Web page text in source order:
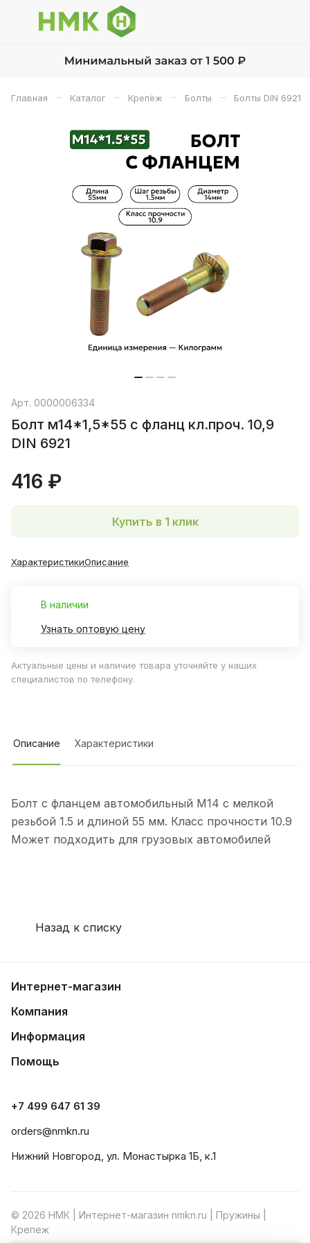
Главная – Каталог – Крепёж – Болты – Болты DIN 6921
Арт. 0000006334
Болт м14*1,5*55 с фланц кл.проч. 10,9
DIN 6921
416 ₽
Купить в 1 клик
ХарактеристикиОписание
В наличии
Узнать оптовую цену
Актуальные цены и наличие товара уточняйте у наших
специалистов по телефону.
Описание Характеристики
Болт с фланцем автомобильный М14 с мелкой
резьбой 1.5 и длиной 55 мм. Класс прочности 10.9
Может подходить для грузовых автомобилей
Назад к списку
Интернет-магазин
Компания
Информация
Помощь
+7 499 647 61 39
orders@nmkn.ru
Нижний Новгород, ул. Монастырка 1Б, к.1
© 2026 НМК | Интернет-магазин nmkn.ru | Пружины |
Крепеж